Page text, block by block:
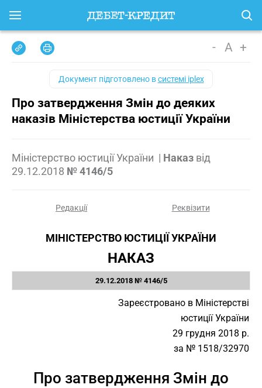
- A +
Документ підготовлено всистемі iplex
Про затвердження Змін до деяких
наказів Міністерства юстиції України
Міністерство юстиції України | Наказ від
29.12.2018 № 4146/5
Редакції Реквізити
МІНІСТЕРСТВО ЮСТИЦІЇ УКРАЇНИ
НАКАЗ
29.12.2018 № 4146/5
Зареєстровано в Міністерстві
юстиції України
29 грудня 2018 р.
за № 1518/32970
Про затвердження Змін до